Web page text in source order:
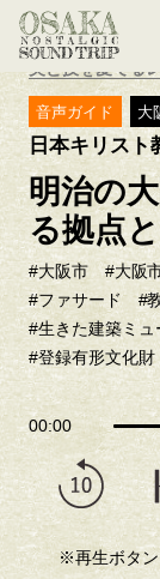
TOP 日本キリス
美と技を愛でる
音声ガイド 大
日本キリスト
明治の
る拠点
#大阪市 #大阪
#ファサード
#
#生きた建築ミ
#登録有形文化財
00:00
※再生ボタン